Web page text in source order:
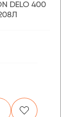
DELO 400